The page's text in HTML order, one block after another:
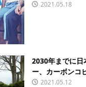
2021.05.18
2030年までに日
ー、カーボンコ
2021.05.12